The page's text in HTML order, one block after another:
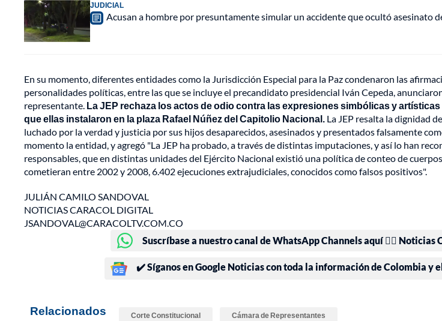
JUDICIAL
Acusan a hombre por presuntamente simular un accidente que ocultó asesinato
En su momento, diferentes entidades como la Jurisdicción Especial para la Paz condenaron las
personalidades políticas, entre las que se incluye el precandidato presidencial Iván Cepeda,
representante. La JEP rechaza los actos de odio contra las expresiones simbólicas y
que ellas instalaron en la plaza Rafael Núñez del Capitolio Nacional. La JEP resalta la dignidad
luchado por la verdad y justicia por sus hijos desaparecidos, asesinados y presentados falsamente
momento la entidad, y agregó "La JEP ha probado, a través de distintas imputaciones, y así lo han
responsables, que en distintas unidades del Ejército Nacional existió una política de conteo de
cometieran entre 2002 y 2008, 6.402 ejecuciones extrajudiciales, conocidos como falsos positivos".
JULIÁN CAMILO SANDOVAL
NOTICIAS CARACOL DIGITAL
JSANDOVAL@CARACOLTV.COM.CO
Suscríbase a nuestro canal de WhatsApp Channels aquí 👉🏻 Noticias
✔️ Síganos en Google Noticias con toda la información de Colombia y
Relacionados Corte Constitucional Cámara de Representantes